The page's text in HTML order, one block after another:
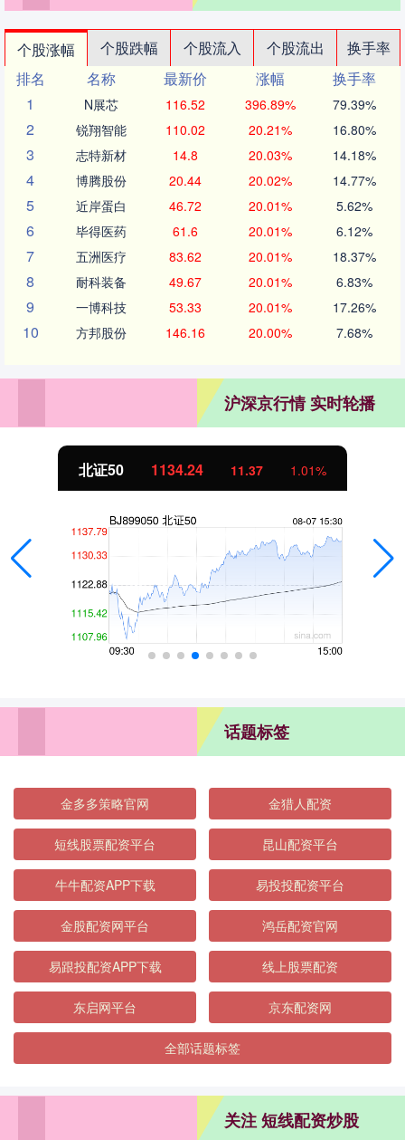
个股涨幅 个股跌幅 个股流入 个股流出
换手率
排名
名称 最新价 涨幅
换手率
1
N展芯 116.52 396.89% 79.39%
2 锐翔智能 110.02 20.21% 16.80%
3 志特新材 14.8 20.03% 14.18%
4 博腾股份 20.44 20.02% 14.77%
5 近岸蛋白 46.72 20.01% 5.62%
6 毕得医药 61.6 20.01% 6.12%
7 五洲医疗 83.62 20.01% 18.37%
8 耐科装备 49.67 20.01% 6.83%
9 一博科技 53.33 20.01% 17.26%
10 方邦股份 146.16 20.00% 7.68%
沪深京行情 实时轮播
北证50 1134.24 11.37 1.01%
话题标签
金多多策略官网 金猎人配资
短线股票配资平台 昆山配资平台
牛牛配资APP下载 易投投配资平台
金股配资网平台 鸿岳配资官网
易跟投配资APP下载 线上股票配资
东启网平台 京东配资网
全部话题标签
关注 短线配资炒股